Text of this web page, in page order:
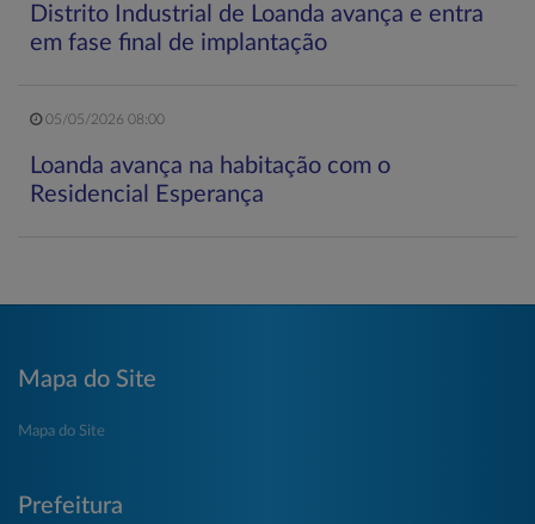
Distrito Industrial de Loanda avança e entra
em fase final de implantação
05/05/2026 08:00
Loanda avança na habitação com o
Residencial Esperança
Mapa do Site
Mapa do Site
Prefeitura